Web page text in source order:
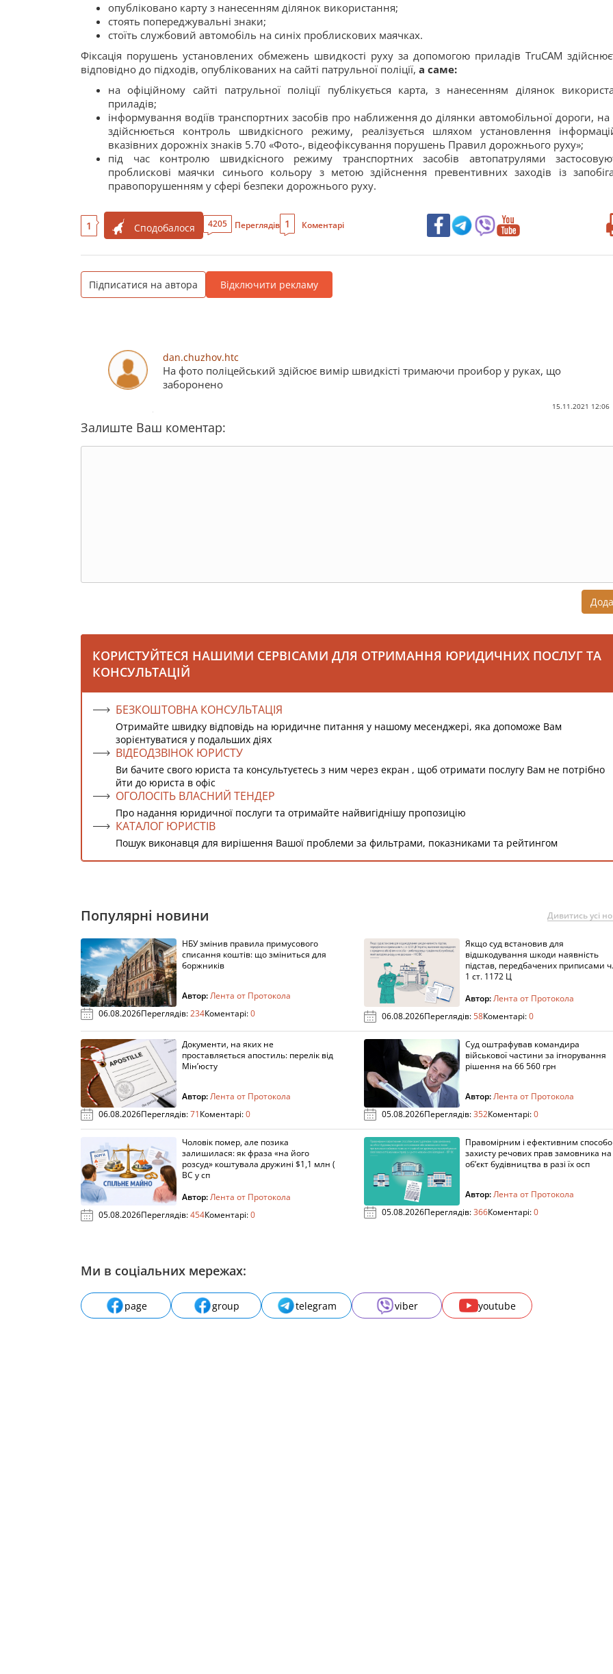
опубліковано карту з нанесенням ділянок використання;
стоять попереджувальні знаки;
стоїть службовий автомобіль на синіх проблискових маячках.
Фіксація порушень установлених обмежень швидкості руху за допомогою приладів TruCAM
відповідно до підходів, опублікованих на сайті патрульної поліції, а саме:
на офіційному сайті патрульної поліції публікується карта, з нанесенням ділянок
приладів;
інформування водіїв транспортних засобів про наближення до ділянки автомобільної дороги, на
здійснюється контроль швидкісного режиму, реалізується шляхом установлення
вказівних дорожніх знаків 5.70 «Фото-, відеофіксування порушень Правил дорожнього руху»;
під час контролю швидкісного режиму транспортних засобів автопатрулями
проблискові маячки синього кольору з метою здійснення превентивних заходів із
правопорушенням у сфері безпеки дорожнього руху.
1 Сподобалося 4205 Переглядів 1 Коментарі
Підписатися на автора Відключити рекламу
dan.chuzhov.htc
На фото поліцейський здійсює вимір швидкісті тримаючи проибор у руках, що
заборонено
15.11.2021 12:06
Залиште Ваш коментар:
КОРИСТУЙТЕСЯ НАШИМИ СЕРВІСАМИ ДЛЯ ОТРИМАННЯ ЮРИДИЧНИХ ПОСЛУГ ТА
КОНСУЛЬТАЦІЙ
БЕЗКОШТОВНА КОНСУЛЬТАЦІЯ
Отримайте швидку відповідь на юридичне питання у нашому месенджері, яка допоможе Вам
зорієнтуватися у подальших діях
ВІДЕОДЗВІНОК ЮРИСТУ
Ви бачите свого юриста та консультуєтесь з ним через екран , щоб отримати послугу Вам не потрібно
йти до юриста в офіс
ОГОЛОСІТЬ ВЛАСНИЙ ТЕНДЕР
Про надання юридичної послуги та отримайте найвигіднішу пропозицію
КАТАЛОГ ЮРИСТІВ
Пошук виконавця для вирішення Вашої проблеми за фильтрами, показниками та рейтингом
Популярні новини Дивитись усі
НБУ змінив правила примусового
списання коштів: що зміниться для
боржників
Автор:Лента от Протокола
06.08.2026Переглядів:234Коментарі:0
Якщо суд встановив для
відшкодування шкоди наявність
підстав, передбачених приписами ч.
1 ст. 1172 Ц
Автор:Лента от Протокола
06.08.2026Переглядів:58Коментарі:0
Документи, на яких не
проставляється апостиль: перелік від
Мін’юсту
Автор:Лента от Протокола
06.08.2026Переглядів:71Коментарі:0
Суд оштрафував командира
військової частини за ігнорування
рішення на 66 560 грн
Автор:Лента от Протокола
05.08.2026Переглядів:352Коментарі:0
Чоловік помер, але позика
залишилася: як фраза «на його
розсуд» коштувала дружині $1,1 млн (
ВС у сп
Автор:Лента от Протокола
05.08.2026Переглядів:454Коментарі:0
Правомірним і ефективним
захисту речових прав замовника на
об’єкт будівництва в разі їх осп
Автор:Лента от Протокола
05.08.2026Переглядів:366Коментарі:0
Ми в соціальних мережах:
page group telegram viber youtube